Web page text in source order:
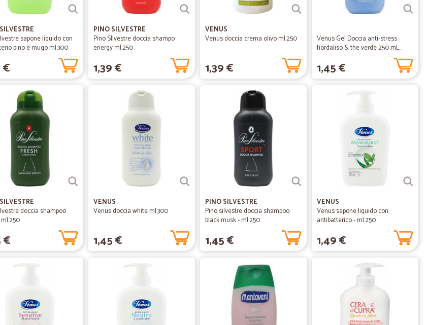
sapone liquido con
pino e mugo ml.300
€
PINO SILVESTRE
Pino SIlvestre doccia shampo
energy ml.250
1,39 €
VENUS
Venus doccia crema olivo ml.250
1,39 €
Venus Gel Doccia anti-stress
fiordaliso & the verde 250 mL...
1,45 €
doccia shampoo
€
VENUS
Venus doccia white ml.300
1,45 €
PINO SILVESTRE
Pino silvestre doccia shampoo
black musk - ml.250
1,45 €
VENUS
Venus sapone liquido con
antibatterico - ml.250
1,49 €